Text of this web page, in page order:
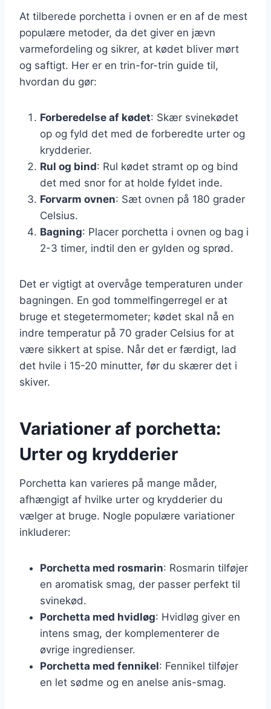
At tilberede porchetta i ovnen er en af de mest
populære metoder, da det giver en jævn
varmefordeling og sikrer, at kødet bliver mørt
og saftigt. Her er en trin-for-trin guide til,
hvordan du gør:
Forberedelse af kødet: Skær svinekødet
op og fyld det med de forberedte urter og
krydderier.
Rul og bind: Rul kødet stramt op og bind
det med snor for at holde fyldet inde.
Forvarm ovnen: Sæt ovnen på 180 grader
Celsius.
Bagning: Placer porchetta i ovnen og bag i
2-3 timer, indtil den er gylden og sprød.
Det er vigtigt at overvåge temperaturen under
bagningen. En god tommelfingerregel er at
bruge et stegetermometer; kødet skal nå en
indre temperatur på 70 grader Celsius for at
være sikkert at spise. Når det er færdigt, lad
det hvile i 15-20 minutter, før du skærer det i
skiver.
Variationer af porchetta:
Urter og krydderier
Porchetta kan varieres på mange måder,
afhængigt af hvilke urter og krydderier du
vælger at bruge. Nogle populære variationer
inkluderer:
Porchetta med rosmarin: Rosmarin tilføjer
en aromatisk smag, der passer perfekt til
svinekød.
Porchetta med hvidløg: Hvidløg giver en
intens smag, der komplementerer de
øvrige ingredienser.
Porchetta med fennikel: Fennikel tilføjer
en let sødme og en anelse anis-smag.